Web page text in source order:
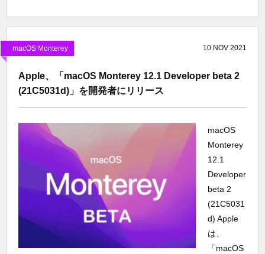
macOS Monterey 10 NOV 2021
Apple、「macOS Monterey 12.1 Developer beta 2
(21C5031d)」を開発者にリリース
macOS
Monterey
12.1
Developer
beta 2
(21C5031
d) Apple
は、
「macOS